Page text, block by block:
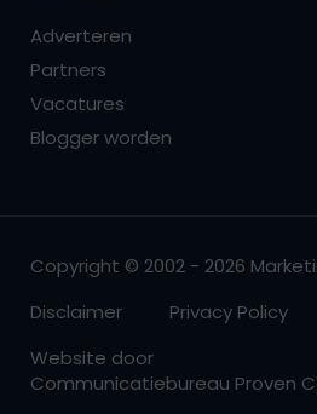
Adverteren
Partners
Vacatures
Blogger worden
Copyright © 2002 - 2026
Disclaimer
Privacy Policy
Website door
Communicatiebureau Proven